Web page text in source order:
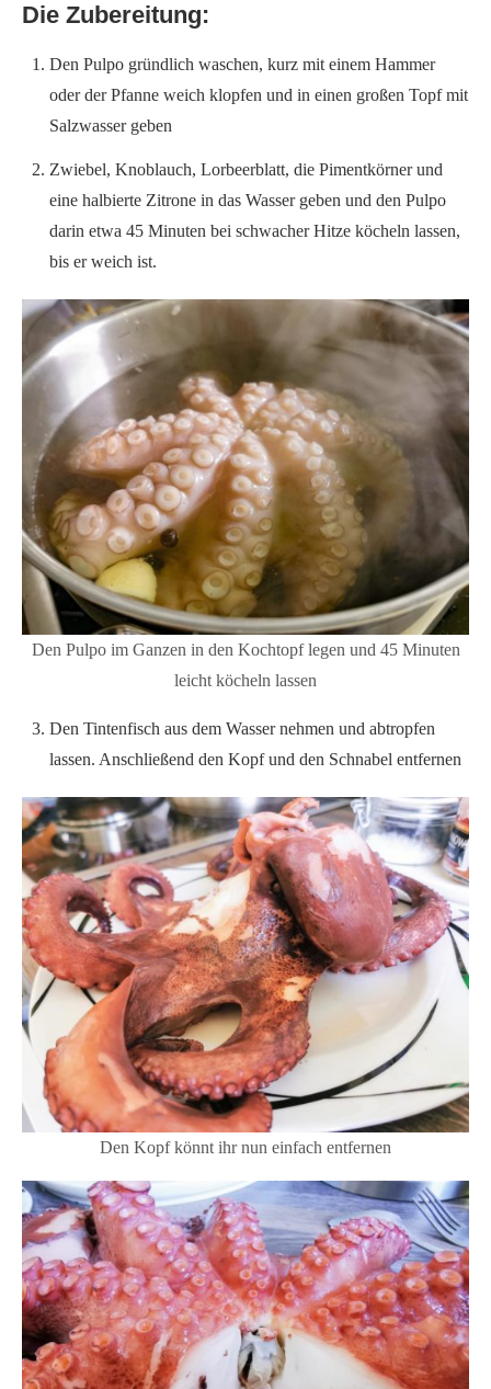
Die Zubereitung:
Den Pulpo gründlich waschen, kurz mit einem Hammer
oder der Pfanne weich klopfen und in einen großen Topf mit
Salzwasser geben
Zwiebel, Knoblauch, Lorbeerblatt, die Pimentkörner und
eine halbierte Zitrone in das Wasser geben und den Pulpo
darin etwa 45 Minuten bei schwacher Hitze köcheln lassen,
bis er weich ist.
Den Pulpo im Ganzen in den Kochtopf legen und 45 Minuten
leicht köcheln lassen
Den Tintenfisch aus dem Wasser nehmen und abtropfen
lassen. Anschließend den Kopf und den Schnabel entfernen
Den Kopf könnt ihr nun einfach entfernen